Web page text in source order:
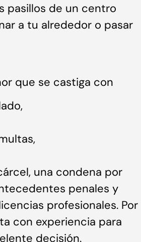
pasillos de un centro
a tu alrededor o pasar
que se castiga con
una condena por
penales y
profesionales. Por
con experiencia para
decisión.